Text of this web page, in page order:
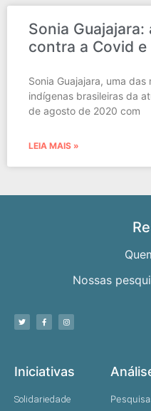
Sonia
contra a Covid
Sonia Guajajara, uma
indígenas brasileiras da
de agosto de 2020 com
LEIA MAIS »
Nossas
Iniciativas
Solidariedade